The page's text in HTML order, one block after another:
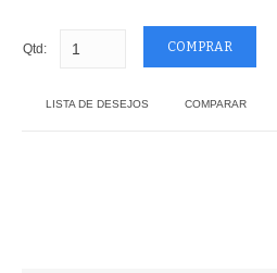
Qtd:
LISTA DE DESEJOS COMPARAR